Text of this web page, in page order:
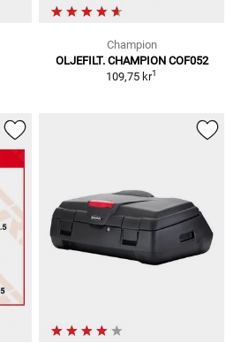
Champion
OLJEFILT. CHAMPION COF052
109,75 kr1